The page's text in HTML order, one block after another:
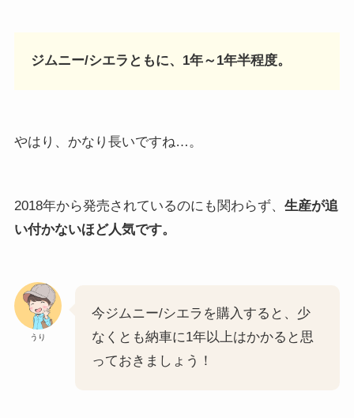
ジムニー/シエラともに、1年～1年半程度。
やはり、かなり長いですね…。
2018年から発売されているのにも関わらず、 生産が追
い付かないほど人気です。
うり
今ジムニー/シエラを購入すると、少
なくとも納車に1年以上はかかると思
っておきましょう！